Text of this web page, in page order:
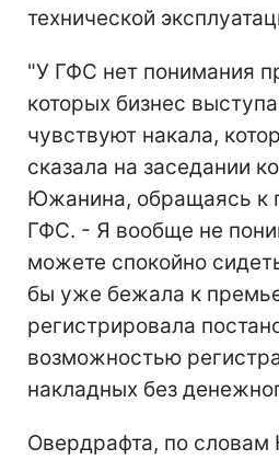
технической
"У ГФС нет понимания
которых бизнес
чувствуют накала,
сказала на заседании
Южанина, обращаясь к
ГФС. - Я вообще не
можете спокойно
бы уже бежала к
регистрировала
возможностью
накладных без
Овердрафта, по